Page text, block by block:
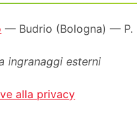
— Budrio (Bologna) —
ingranaggi esterni
alla privacy